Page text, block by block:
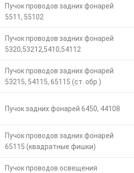
Пучок проводов задних фонарей
5511, 55102
Пучок проводов задних фонарей
5320,53212,5410,54112
Пучок проводов задних фонарей
53215, 54115, 65115 (ст. обр.)
Пучок задних фонарей 6450, 44108
Пучок проводов задних фонарей
65115 (квадратные фишки)
Пучок проводов освещения